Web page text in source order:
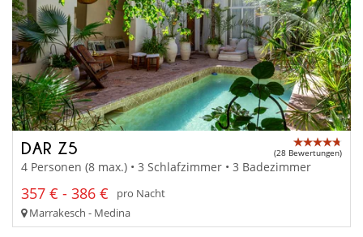
DAR Z5 (28 Bewertungen)
4 Personen (8 max.) • 3 Schlafzimmer • 3 Badezimmer
357 € - 386 €
pro Nacht
Marrakesch - Medina